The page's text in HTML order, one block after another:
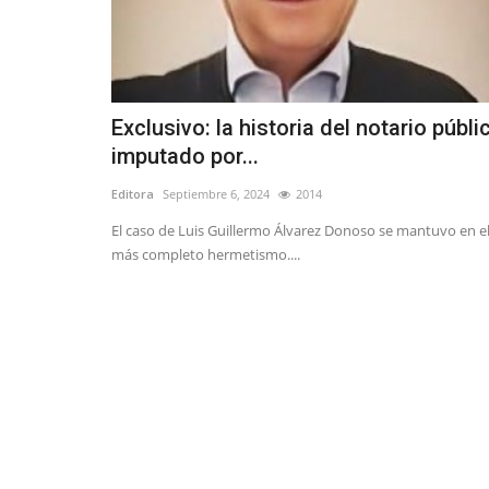
Exclusivo: la historia del notario
imputado por...
Editora Septiembre 6, 2024 2014
El caso de Luis Guillermo Álvarez Donoso se mantuvo en el
más completo hermetismo....